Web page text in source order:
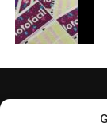
mercado de
Telegram:
LEIA COM